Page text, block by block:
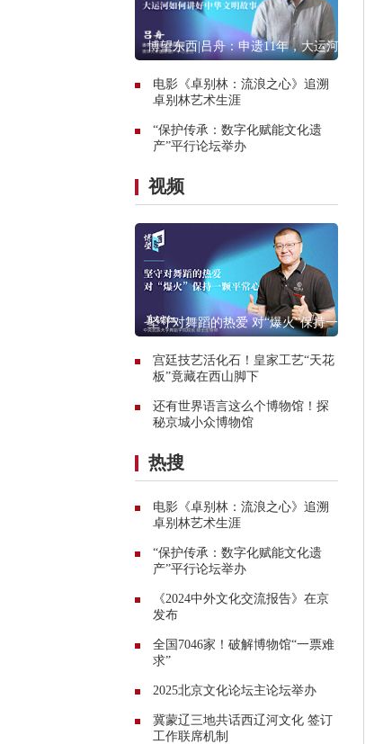
博望东西|吕舟：申遗11年，大运河
电影《卓别林：流浪之心》追溯
卓别林艺术生涯
“保护传承：数字化赋能文化遗
产”平行论坛举办
视频
坚守对舞蹈的热爱 对“爆火”保持一颗
宫廷技艺活化石！皇家工艺“天花
板”竟藏在西山脚下
还有世界语言这么个博物馆！探
秘京城小众博物馆
热搜
电影《卓别林：流浪之心》追溯
卓别林艺术生涯
“保护传承：数字化赋能文化遗
产”平行论坛举办
《2024中外文化交流报告》在京
发布
全国7046家！破解博物馆“一票难
求”
2025北京文化论坛主论坛举办
冀蒙辽三地共话西辽河文化 签订
工作联席机制